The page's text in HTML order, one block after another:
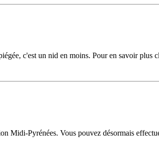
c'est un nid en moins. Pour en savoir
Midi-Pyrénées. Vous pouvez désormais